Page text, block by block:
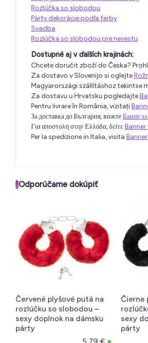
Rozlúčka so slobodou
Párty dekorácie podľa farby
Svadba
Rozlúčka so slobodou pre nevestu
Dostupné aj v ďalších krajinách:
Chcete doručit zboží do Česka?
Za dostavo v Slovenijo si oglejte
Magyarországi szállításhoz tekintse
Za dostavu u Hrvatsku pogledajte
Pentru livrare în România, vizitați
За доставка до България, вижтеБанер
Για αποστολή στην Ελλάδα, δείτεBanner
Per la spedizione in Italia, visita
Odporúčame dokúpiť
Červené plyšové putá na
rozlúčku so slobodou –
sexy doplnok na dámsku
párty
Čierne
sexy
párty